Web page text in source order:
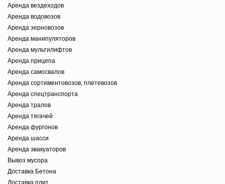
Аренда вездеходов
Аренда водовозов
Аренда зерновозов
Аренда манипуляторов
Аренда мультилифтов
Аренда прицепа
Аренда самосвалов
Аренда сортиментовозов, плетевозов
Аренда спецтранспорта
Аренда тралов
Аренда тягачей
Аренда фургонов
Аренда шасси
Аренда эвакуаторов
Вывоз мусора
Доставка Бетона
Доставка плит